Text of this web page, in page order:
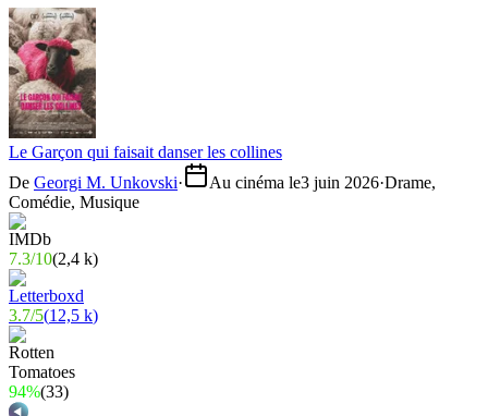
Le Garçon qui faisait danser les collines
De Georgi M. Unkovski· Au cinéma le3 juin 2026·Drame,
Comédie, Musique
7.3/10(2,4 k)
3.7/5(12,5 k)
94%(33)